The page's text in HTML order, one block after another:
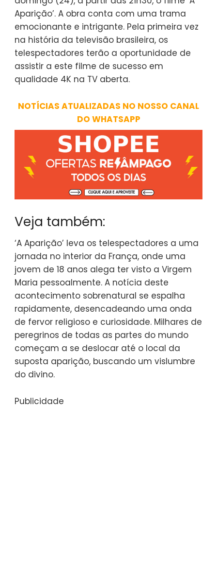
Aparição’. A obra conta com uma trama
emocionante e intrigante. Pela primeira vez
na história da televisão brasileira, os
telespectadores terão a oportunidade de
assistir a este filme de sucesso em
qualidade 4K na TV aberta.
NOTÍCIAS ATUALIZADAS NO NOSSO CANAL
DO WHATSAPP
Veja também:
‘A Aparição’ leva os telespectadores a uma
jornada no interior da França, onde uma
jovem de 18 anos alega ter visto a Virgem
Maria pessoalmente. A notícia deste
acontecimento sobrenatural se espalha
rapidamente, desencadeando uma onda
de fervor religioso e curiosidade. Milhares de
peregrinos de todas as partes do mundo
começam a se deslocar até o local da
suposta aparição, buscando um vislumbre
do divino.
Publicidade